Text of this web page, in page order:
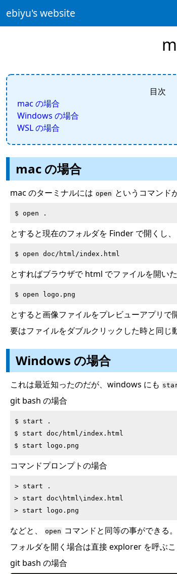
ebiyu's website
目次
mac の場合
Windows の場合
WSL の場合
mac の場合
mac のターミナルには open というコマンド
とすると現在のフォルダを Finder で開くし、
とすればブラウザで html でファイルを開いた
とすると画像ファイルをプレビューアプリで
要はファイルをダブルクリックした時と同
Windows の場合
これは最近知ったのだが、windows にも
git bash の場合
$ start .
$ start doc/html/index.html
コマンドプロンプトの場合
> start .
> start doc\html\index.html
などと、 open コマンドと同等の事ができる。
フォルダを開く場合は直接 explorer を呼ぶこ
git bash の場合